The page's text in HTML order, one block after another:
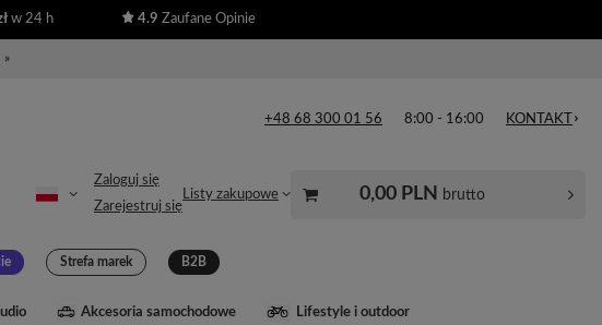
w 24 h 4.9 Zaufane Opinie
»
+48 68 300 01 56 8:00 - 16:00 KONTAKT
Zaloguj się
Zarejestruj się
Listy zakupowe 0,00 PLN brutto
Strefa marek B2B
Akcesoria samochodowe Lifestyle i outdoor